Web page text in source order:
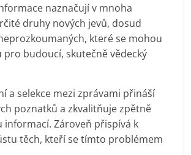
naznačují v mnoha
druhy nových jevů, dosud
které se mohou
pro budoucí, skutečně vědecký
a selekce mezi zprávami přináší
poznatků a zkvalitňuje zpětně
informací. Zároveň přispívá k
těch, kteří se tímto problémem